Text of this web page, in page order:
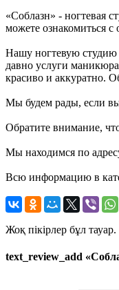
«Соблазн» - ногтевая
можете ознакомиться
Нашу ногтевую студию
давно услуги
красиво и аккуратно.
Мы будем рады, если вы
Обратите внимание,
Мы находимся по
Всю информацию в
Жоқ пікірлер бұл тауар.
text_review_add